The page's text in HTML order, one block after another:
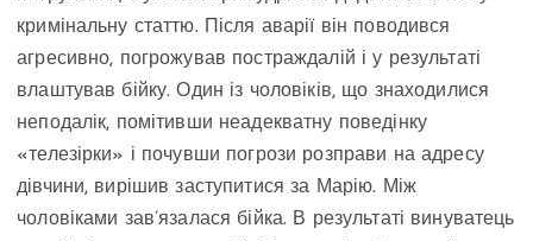
кримінальну статтю. Після аварії він поводився
агресивно, погрожував постраждалій і у результаті
влаштував бійку. Один із чоловіків, що знаходилися
неподалік, помітивши неадекватну поведінку
«телезірки» і почувши погрози розправи на адресу
дівчини, вирішив заступитися за Марію. Між
чоловіками зав’язалася бійка. В результаті винуватець